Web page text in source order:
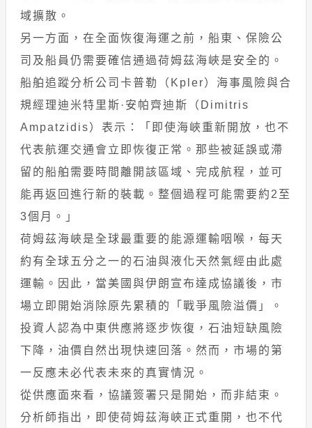
域擴散。
另一方面，在全面恢復海運之前，船東、保險公
司及船員仍需要確信通過荷姆茲海峽是安全的。
船舶追蹤分析公司卡普勒（Kpler）海事風險與合
規經理迪米特里斯·安帕齊迪斯（Dimitris
Ampatzidis）表示：「即使海峽重新開放，也不
代表航運交通會立即恢復正常。那些被延誤或滯
留的船舶需要時間離開該區域、完成航程，並可
能再返回進行新的裝載。整個過程可能需要約2至
3個月。」
荷姆茲海峽是全球最重要的能源運輸咽喉，每天
約有全球五分之一的石油與液化天然氣經由此處
運輸。因此，當美國與伊朗宣布達成協議後，市
場立即開始消除原先累積的「戰爭風險溢價」。
投資人認為中東供應將逐步恢復，石油短缺風險
下降，油價自然出現快速回落。然而，市場的第
一反應未必代表未來的真實情況。
從供應面來看，協議簽署只是開始，而非結束。
分析師指出，即使荷姆茲海峽正式重開，也不代